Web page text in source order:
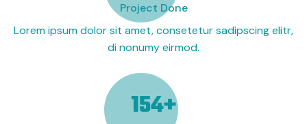
Project Done
Lorem ipsum dolor sit amet, consetetur sadipscing elitr,
di nonumy eirmod.
208+